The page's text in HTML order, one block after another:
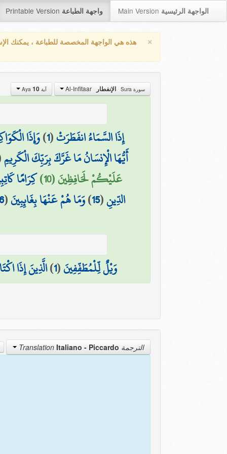
Printable Version واجهة الطباعة Main Version الواجهة الرئيسية
× هذه هي الواجهة المخصصة للطباعة ، يمكنك
سورة Sura الإنفطار آية Aya 10
إِذَا السَّمَاءُ انفَطَرَتْ(
1
)وَإِذَا
أَيُّهَا الْإِنسَانُ مَا غَرَّكَ بِرَبِّكَ الْكَرِيمِ
عَلَيْكُمْ لَحَافِظِينَ (10)
كِرَامًا
الدِّينِ(
15
)وَمَا هُمْ عَنْهَا بِغَائِبِينَ(
وَيْلٌ لِّلْمُطَفِّفِينَ(
1
)الَّذِينَ إِذَا
الترجمة Translation Italiano - Piccardo